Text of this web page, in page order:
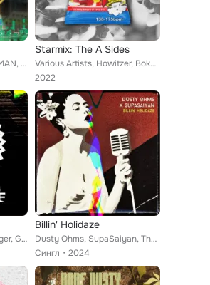
Dusty Ohms, THERINSEMAN, Tekhedz
Starmix: The A Sides
Various Artists, Howitzer, Bokehnz, Mani Festo, D'TCH, HØST, Type, Kije, K Super, Dexta, Luke Sentric, Lakeway, James Bless, Cry...
2022
Various Artists, Lion Ranger, Gadget, RDubz, Fat Rocky 50's, Potato Moons, DasGoods, ManOfTheDown, Blitz AKA Beatter, Fen Guo, B...
Billin' Holidaze
Dusty Ohms, SupaSaiyan, The Jazz Jousters
Сингл
2024